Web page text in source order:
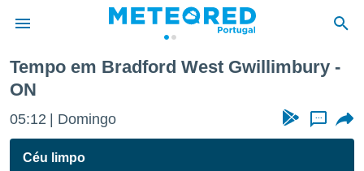
da
foi
para
Tempo em Bradford West Gwillimbury -
ON
05:12 Domingo ...
Céu limpo